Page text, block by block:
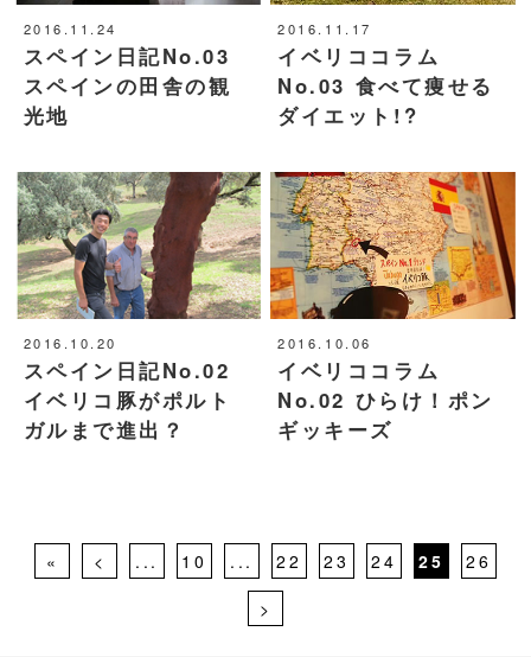
2016.11.24
スペイン日記No.03
スペインの田舎の観
光地
2016.11.17
イベリココラム
No.03 食べて痩せる
ダイエット!?
2016.10.20
スペイン日記No.02
イベリコ豚がポルト
ガルまで進出？
2016.10.06
イベリココラム
No.02 ひらけ！ポン
ギッキーズ
« < ... 10 ... 22 23 24 25
26
>